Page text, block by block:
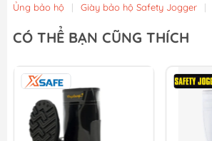
Ủng bảo hộ | Giày bảo hộ Safety Jogger |
CÓ THỂ BẠN CŨNG THÍCH